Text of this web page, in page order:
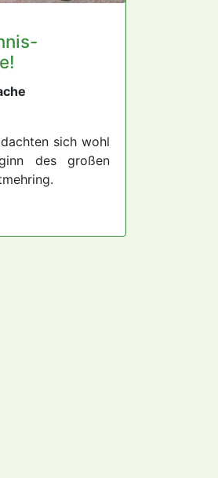
sich wohl
des großen